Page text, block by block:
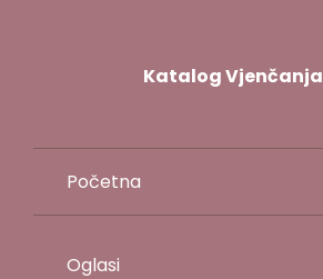
Katalog Vjenčanja
Početna
Oglasi